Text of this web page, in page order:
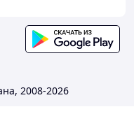
штук.
2008-2026